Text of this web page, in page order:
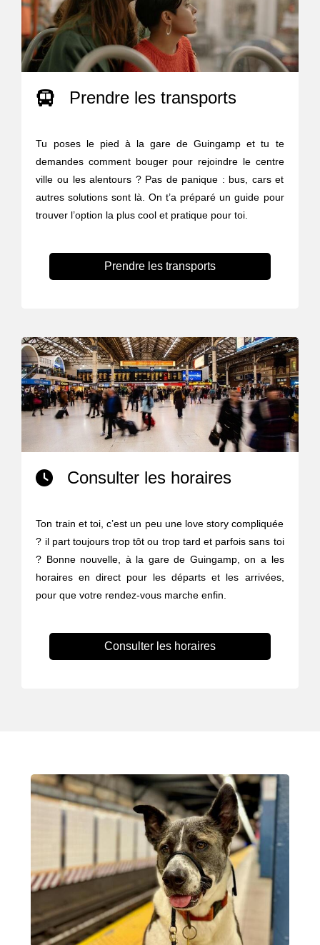
Prendre les transports
Tu poses le pied à la gare de Guingamp et tu te
demandes comment bouger pour rejoindre le centre
ville ou les alentours ? Pas de panique : bus, cars et
autres solutions sont là. On t’a préparé un guide pour
trouver l’option la plus cool et pratique pour toi.
Prendre les transports
Consulter les horaires
Ton train et toi, c’est un peu une love story compliquée
? il part toujours trop tôt ou trop tard et parfois sans toi
? Bonne nouvelle, à la gare de Guingamp, on a les
horaires en direct pour les départs et les arrivées,
pour que votre rendez-vous marche enfin.
Consulter les horaires